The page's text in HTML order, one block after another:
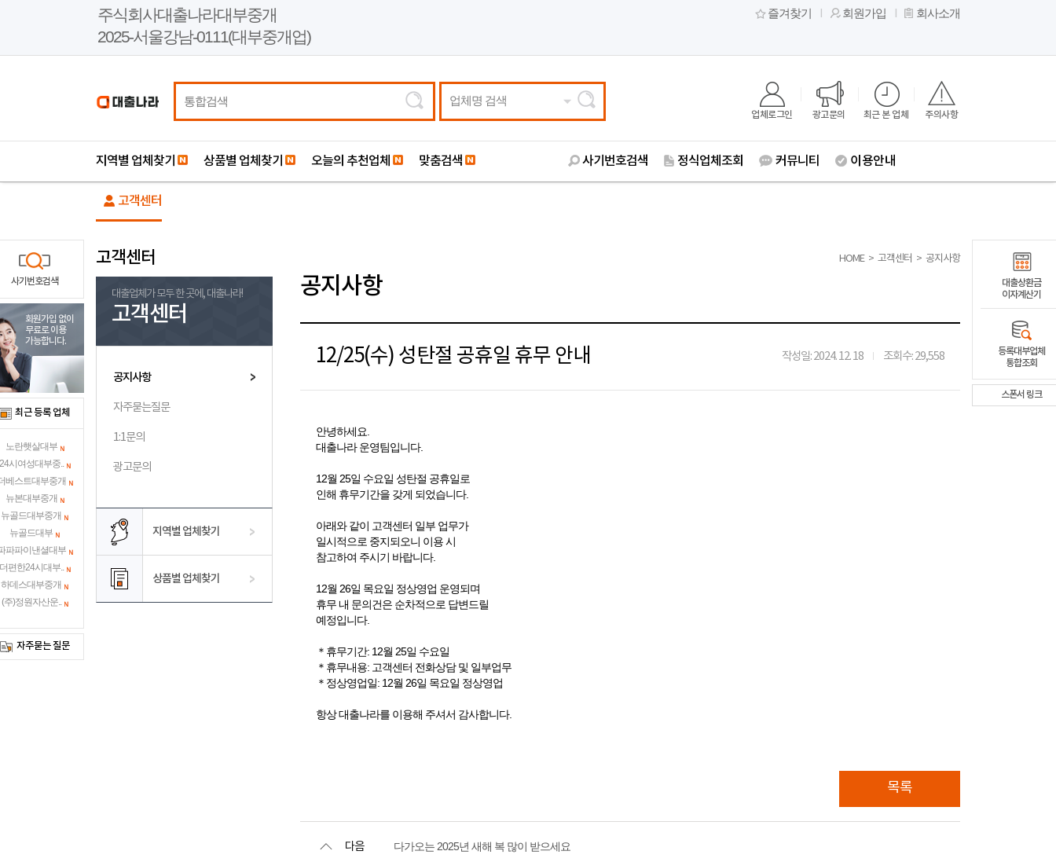
주식회사대출나라대부중개
2025-서울강남-0111(대부중개업)
즐겨찾기 회원가입 회사소개
업체명 검색
업체로그인 광고문의 최근 본 업체 주의사항
지역별 업체찾기 상품별 업체찾기 오늘의 추천업체 맞춤검색 사기번호검색 정식업체조회 커뮤니티 이용안내
고객센터
고객센터 HOME > 고객센터 > 공지사항
대출업체가 모두 한 곳에, 대출나라!
고객센터
공지사항
자주묻는질문
1:1문의
광고문의
지역별 업체찾기
상품별 업체찾기
공지사항
12/25(수) 성탄절 공휴일 휴무 안내 작성일: 2024. 12. 18 조회수: 29,558
안녕하세요.
대출나라 운영팀입니다.
12월 25일 수요일 성탄절 공휴일로
인해 휴무기간을 갖게 되었습니다.
아래와 같이 고객센터 일부 업무가
일시적으로 중지되오니 이용 시
참고하여 주시기 바랍니다.
12월 26일 목요일 정상영업 운영되며
휴무 내 문의건은 순차적으로 답변드릴
예정입니다.
＊휴무기간: 12월 25일 수요일
＊휴무내용: 고객센터 전화상담 및 일부업무
＊정상영업일: 12월 26일 목요일 정상영업
항상 대출나라를 이용해 주셔서 감사합니다.
목록
다음 다가오는 2025년 새해 복 많이 받으세요
사기번호검색
회원가입 없이
무료로 이용
가능합니다.
최근 등록 업체
노란햇살대부
시여성대부중..
베스트대부중개
뉴본대부중개
뉴골드대부중개
뉴골드대부
파파이낸셜대부
편한24시대부..
하데스대부중개
(주)정원자산운..
자주묻는 질문
대출상환금
이자계산기
등록대부업체
통합조회
스폰서 링크